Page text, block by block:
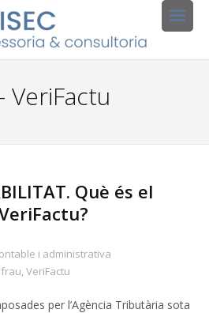
VeriFactu
Què és el
i administrativa
,VeriFactu
per l’Agència Tributària sota